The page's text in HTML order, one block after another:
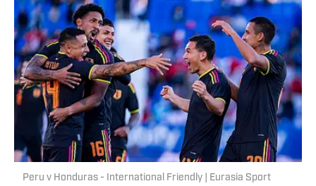
Peru v Honduras - International Friendly | Eurasia Sport